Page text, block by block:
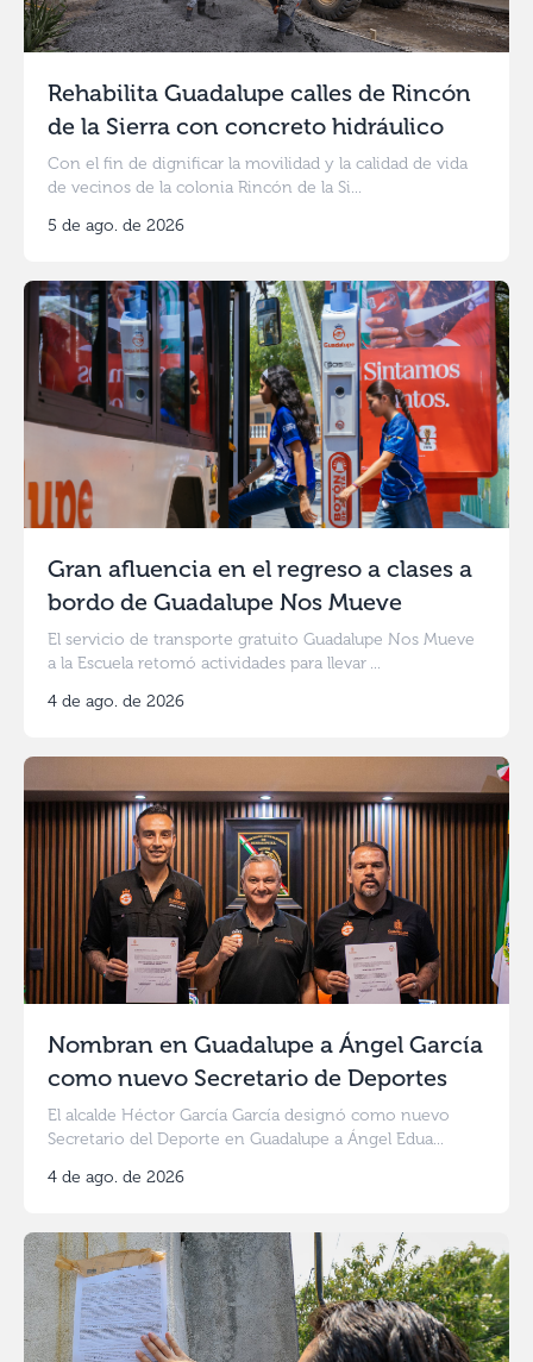
Rehabilita Guadalupe calles de Rincón
de la Sierra con concreto hidráulico
Con el fin de dignificar la movilidad y la calidad de vida
de vecinos de la colonia Rincón de la Si...
5 de ago. de 2026
Gran afluencia en el regreso a clases a
bordo de Guadalupe Nos Mueve
El servicio de transporte gratuito Guadalupe Nos Mueve
a la Escuela retomó actividades para llevar ...
4 de ago. de 2026
Nombran en Guadalupe a Ángel García
como nuevo Secretario de Deportes
El alcalde Héctor García García designó como nuevo
Secretario del Deporte en Guadalupe a Ángel Edua...
4 de ago. de 2026